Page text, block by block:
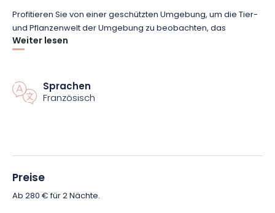
Profitieren Sie von einer geschützten Umgebung, um die Tier-
und Pflanzenwelt der Umgebung zu beobachten, das
Vogelschutzgebiet zu entdecken oder einen Spaziergang
Wasser ein. Für Naturliebhaber ist auch das Angeln eine
schöne Gelegenheit, die Ruhe des Ortes zu genießen. Jeder
grünen Oase, in der jeder Moment wie ein Traum erlebt
werden kann. Buchen Sie jetzt und lassen Sie sich von der
Weiter lesen
Sprachen
Französisch
Preise
Ab 280 € für 2 Nächte.